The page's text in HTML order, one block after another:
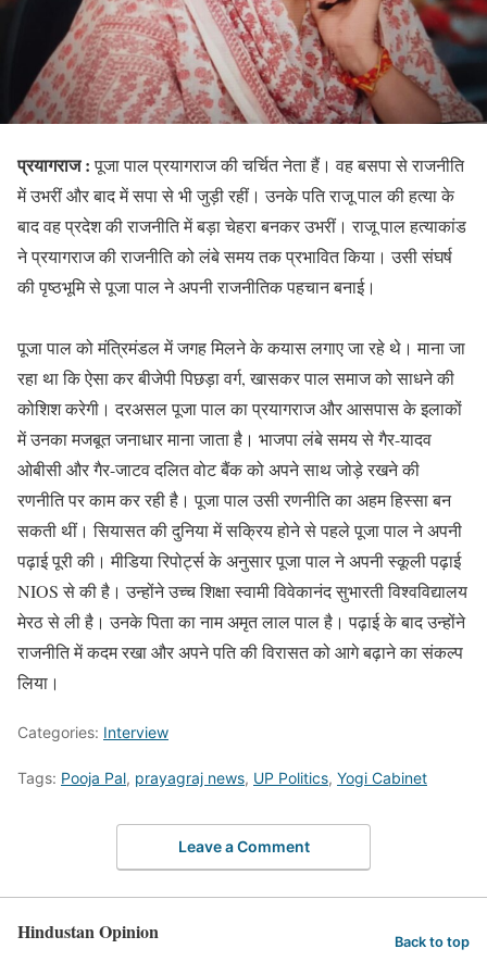
प्रयागराज :पूजा पाल प्रयागराज की चर्चित नेता हैं। वह बसपा से राजनीति
में उभरीं और बाद में सपा से भी जुड़ी रहीं। उनके पति राजू पाल की हत्या के
बाद वह प्रदेश की राजनीति में बड़ा चेहरा बनकर उभरीं। राजू पाल हत्याकांड
ने प्रयागराज की राजनीति को लंबे समय तक प्रभावित किया। उसी संघर्ष
की पृष्ठभूमि से पूजा पाल ने अपनी राजनीतिक पहचान बनाई।
पूजा पाल को मंत्रिमंडल में जगह मिलने के कयास लगाए जा रहे थे। माना जा
रहा था कि ऐसा कर बीजेपी पिछड़ा वर्ग, खासकर पाल समाज को साधने की
कोशिश करेगी। दरअसल पूजा पाल का प्रयागराज और आसपास के इलाकों
में उनका मजबूत जनाधार माना जाता है। भाजपा लंबे समय से गैर-यादव
ओबीसी और गैर-जाटव दलित वोट बैंक को अपने साथ जोड़े रखने की
रणनीति पर काम कर रही है। पूजा पाल उसी रणनीति का अहम हिस्सा बन
सकती थीं। सियासत की दुनिया में सक्रिय होने से पहले पूजा पाल ने अपनी
पढ़ाई पूरी की। मीडिया रिपोर्ट्स के अनुसार पूजा पाल ने अपनी स्कूली पढ़ाई
NIOS से की है। उन्होंने उच्च शिक्षा स्वामी विवेकानंद सुभारती विश्वविद्यालय
मेरठ से ली है। उनके पिता का नाम अमृत लाल पाल है। पढ़ाई के बाद उन्होंने
राजनीति में कदम रखा और अपने पति की विरासत को आगे बढ़ाने का संकल्प
लिया।
Categories: Interview
Tags: Pooja Pal, prayagraj news, UP Politics, Yogi Cabinet
Leave a Comment
Hindustan Opinion Back to top